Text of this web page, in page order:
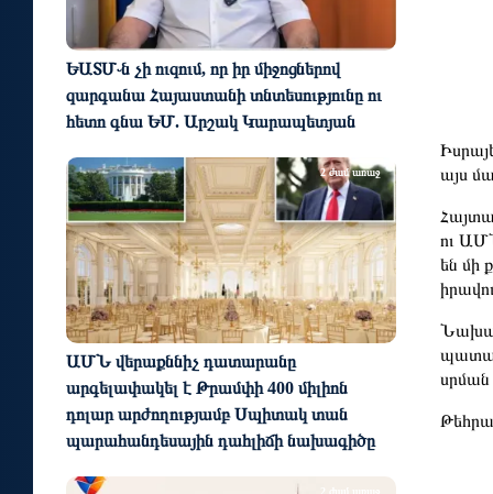
ԵԱՏՄ֊ն չի ուզում, որ իր միջոցներով
զարգանա Հայաստանի տնտեսությունը ու
հետո գնա ԵՄ. Արշակ Կարապետյան
ԱՄՆ վերաքննիչ դատարանը
արգելափակել է Թրամփի 400 միլիոն
դոլար արժողությամբ Սպիտակ տան
պարահանդեսային դահլիճի նախագիծը
2 ժամ առաջ
այս
ու
են մի
սրման